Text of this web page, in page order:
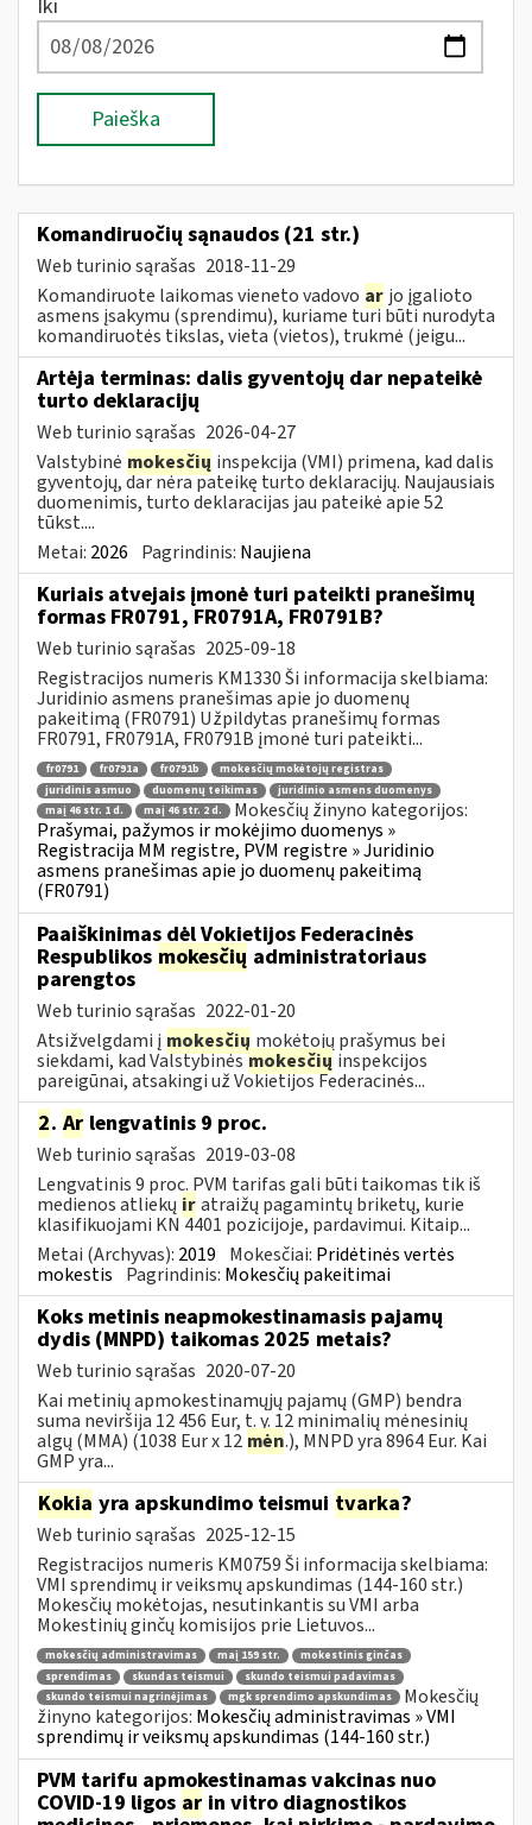
Iki
Paieška
Komandiruočių sąnaudos (21 str.)
Web turinio sąrašas 2018-11-29
Komandiruote laikomas vieneto vadovo ar jo įgalioto
asmens įsakymu (sprendimu), kuriame turi būti nurodyta
komandiruotės tikslas, vieta (vietos), trukmė (jeigu...
Artėja terminas: dalis gyventojų dar nepateikė
turto deklaracijų
Web turinio sąrašas 2026-04-27
Valstybinė mokesčių inspekcija (VMI) primena, kad dalis
gyventojų, dar nėra pateikę turto deklaracijų. Naujausiais
duomenimis, turto deklaracijas jau pateikė apie 52
tūkst....
Metai: 2026 Pagrindinis: Naujiena
Kuriais atvejais įmonė turi pateikti pranešimų
formas FR0791, FR0791A, FR0791B?
Web turinio sąrašas 2025-09-18
Registracijos numeris KM1330 Ši informacija skelbiama:
Juridinio asmens pranešimas apie jo duomenų
pakeitimą (FR0791) Užpildytas pranešimų formas
FR0791, FR0791A, FR0791B įmonė turi pateikti...
fr0791 fr0791a fr0791b
mokesčių mokėtojų registras
juridinis asmuo
duomenų teikimas
juridinio asmens duomenys
maį 46 str. 1 d.
maį 46 str. 2 d.
Mokesčių žinyno kategorijos:
Prašymai, pažymos ir mokėjimo duomenys »
Registracija MM registre, PVM registre » Juridinio
asmens pranešimas apie jo duomenų pakeitimą
(FR0791)
Paaiškinimas dėl Vokietijos Federacinės
Respublikos mokesčių administratoriaus
parengtos
Web turinio sąrašas 2022-01-20
Atsižvelgdami į mokesčių mokėtojų prašymus bei
siekdami, kad Valstybinėsmokesčių inspekcijos
pareigūnai, atsakingi už Vokietijos Federacinės...
2. Ar lengvatinis 9 proc.
Web turinio sąrašas 2019-03-08
Lengvatinis 9 proc. PVM tarifas gali būti taikomas tik iš
medienos atliekų iratraižų pagamintų briketų, kurie
klasifikuojami KN 4401 pozicijoje, pardavimui. Kitaip...
Metai (Archyvas): 2019 Mokesčiai: Pridėtinės vertės
mokestis Pagrindinis: Mokesčių pakeitimai
Koks metinis neapmokestinamasis pajamų
dydis (MNPD) taikomas 2025 metais?
Web turinio sąrašas 2020-07-20
Kai metinių apmokestinamųjų pajamų (GMP) bendra
suma neviršija 12 456 Eur, t. y. 12 minimalių mėnesinių
algų (MMA) (1038 Eur x 12 mėn.), MNPD yra 8964 Eur. Kai
GMP yra...
Kokia yra apskundimo teismui tvarka?
Web turinio sąrašas 2025-12-15
Registracijos numeris KM0759 Ši informacija skelbiama:
VMI sprendimų ir veiksmų apskundimas (144-160 str.)
Mokesčių mokėtojas, nesutinkantis su VMI arba
Mokestinių ginčų komisijos prie Lietuvos...
mokesčių administravimas maį 159 str.
mokestinis ginčas
sprendimas
skundas teismui
skundo teismui padavimas
skundo teismui nagrinėjimas
mgk sprendimo apskundimas
Mokesčių
žinyno kategorijos: Mokesčių administravimas » VMI
sprendimų ir veiksmų apskundimas (144-160 str.)
PVM tarifu apmokestinamas vakcinas nuo
COVID-19 ligos ar in vitro diagnostikos